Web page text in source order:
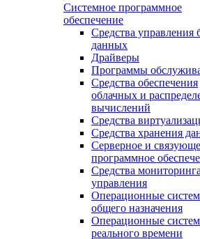
Системное программное
обеспечение
Средства управления
данных
Драйверы
Программы
Средства обеспечения
облачных и
вычислений
Средства
Средства хранения
Серверное и
программное
Средства
управления
Операционные
общего назначения
Операционные
реального времени